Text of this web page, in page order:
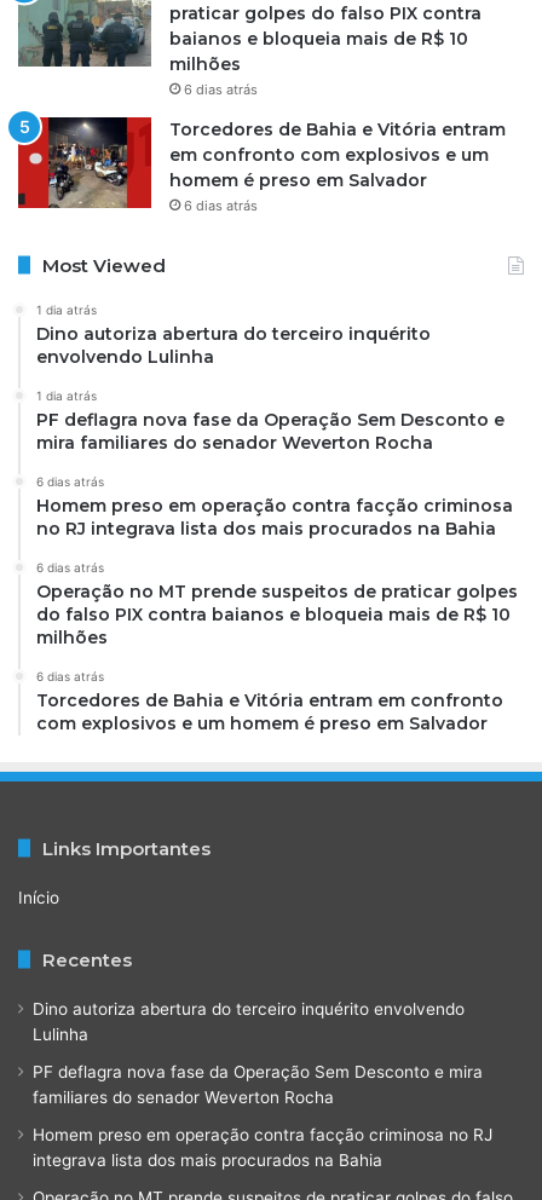
praticar golpes do falso PIX contra
baianos e bloqueia mais de R$ 10
milhões
6 dias atrás
Torcedores de Bahia e Vitória entram
em confronto com explosivos e um
homem é preso em Salvador
6 dias atrás
Most Viewed
1 dia atrás
Dino autoriza abertura do terceiro inquérito
envolvendo Lulinha
1 dia atrás
PF deflagra nova fase da Operação Sem Desconto e
mira familiares do senador Weverton Rocha
6 dias atrás
Homem preso em operação contra facção criminosa
no RJ integrava lista dos mais procurados na Bahia
6 dias atrás
Operação no MT prende suspeitos de praticar golpes
do falso PIX contra baianos e bloqueia mais de R$ 10
milhões
6 dias atrás
Torcedores de Bahia e Vitória entram em confronto
com explosivos e um homem é preso em Salvador
Links Importantes
Início
Recentes
Dino autoriza abertura do terceiro inquérito envolvendo
Lulinha
PF deflagra nova fase da Operação Sem Desconto e mira
familiares do senador Weverton Rocha
Homem preso em operação contra facção criminosa no RJ
integrava lista dos mais procurados na Bahia